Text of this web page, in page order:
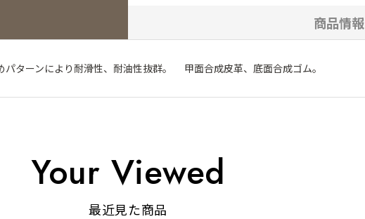
商品情報
ンにより耐滑性、耐油性抜群。 甲面合成皮革、底面合成ゴム。
Your Viewed
最近見た商品